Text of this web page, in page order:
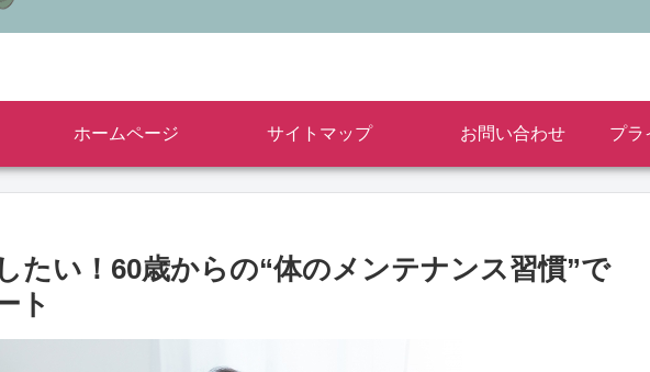
ホームページ サイトマップ お問い合わせ
たい！60歳からの“体のメンテナンス習慣”で
ト